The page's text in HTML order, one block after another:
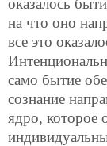
оказалось
на что оно
все это
само бытие
сознание
ядро, которое